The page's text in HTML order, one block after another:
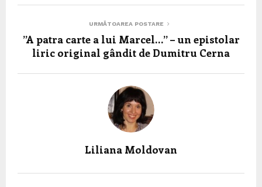
URMĂTOAREA POSTARE
”A patra carte a lui Marcel…” – un epistolar
liric original gândit de Dumitru Cerna
Liliana Moldovan